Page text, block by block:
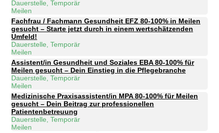
Dauerstelle, Temporär
Meilen
Fachfrau / Fachmann Gesundheit EFZ 80-100% in Meilen
gesucht – Starte jetzt durch in einem wertschätzenden
Umfeld!
Dauerstelle, Temporär
Meilen
Assistent/in Gesundheit und Soziales EBA 80-100% für
Meilen gesucht – Dein Einstieg in die Pflegebranche
Dauerstelle, Temporär
Meilen
Medizinische Praxisassistent/in MPA 80-100% für Meilen
gesucht – Dein Beitrag zur professionellen
Patientenbetreuung
Dauerstelle, Temporär
Meilen